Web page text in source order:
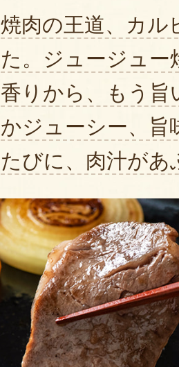
焼肉の王道、カル
た。ジュージュー
香りから、もう旨
かジューシー、旨
たびに、肉汁があ